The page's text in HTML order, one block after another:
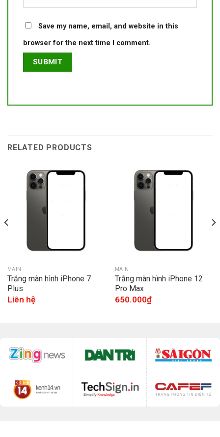
Save my name, email, and website in this
browser for the next time I comment.
RELATED PRODUCTS
MAIN
Trắng màn hình iPhone 7
Plus
Liên hệ
MAIN
Trắng màn hình iPhone 12
Pro Max
650.000₫